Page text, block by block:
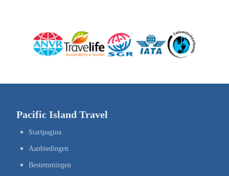
Pacific Island Travel
Startpagina
Aanbiedingen
Bestemmingen